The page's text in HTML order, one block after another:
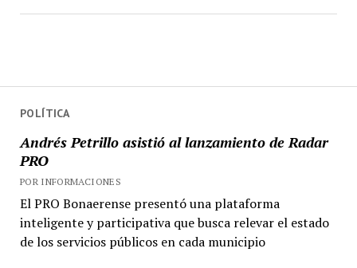
POLÍTICA
Andrés Petrillo asistió al lanzamiento de Radar
PRO
POR INFORMACIONES
El PRO Bonaerense presentó una plataforma
inteligente y participativa que busca relevar el estado
de los servicios públicos en cada municipio